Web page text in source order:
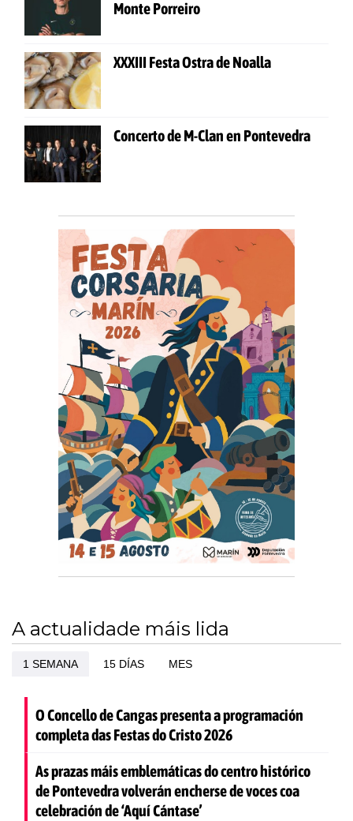
Monte Porreiro
XXXIII Festa Ostra de Noalla
Concerto de M-Clan en Pontevedra
A actualidade máis lida
1 SEMANA 15 DÍAS MES
O Concello de Cangas presenta a programación
completa das Festas do Cristo 2026
As prazas máis emblemáticas do centro histórico
de Pontevedra volverán encherse de voces coa
celebración de ‘Aquí Cántase’